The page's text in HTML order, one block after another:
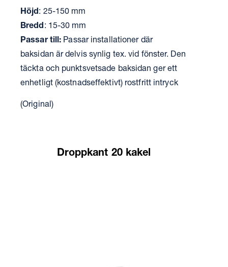
Höjd: 25-150 mm
Bredd: 15-30 mm
Passar till: Passar installationer där
baksidan är delvis synlig tex. vid fönster. Den
täckta och punktsvetsade baksidan ger ett
enhetligt (kostnadseffektivt) rostfritt intryck
(Original)
Droppkant 20 kakel